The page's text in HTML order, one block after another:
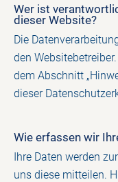
Wer ist
dieser Website?
Die
den
dem Abschnitt
dieser
Wie erfassen wir
Ihre Daten werden
uns diese mitteilen.